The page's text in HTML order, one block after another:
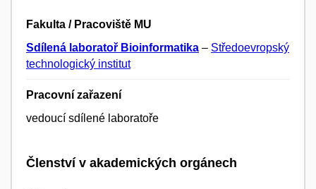
Fakulta / Pracoviště MU
Sdílená laboratoř Bioinformatika – Středoevropský
technologický institut
Pracovní zařazení
vedoucí sdílené laboratoře
Členství v akademických orgánech